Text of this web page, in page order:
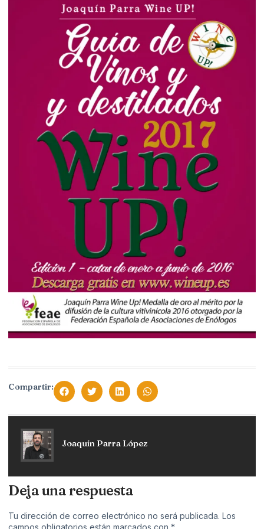
Compartir:
Joaquín Parra López
Deja una respuesta
Tu dirección de correo electrónico no será publicada. Los
campos obligatorios están marcados con *